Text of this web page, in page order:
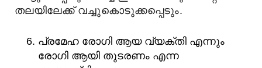
തലയിലേക്ക് വച്ചുകൊടുക്കപ്പെടും.
പ്രമേഹ രോഗി ആയ വ്യക്തി എന്നും
രോഗി ആയി തുടരണം എന്ന